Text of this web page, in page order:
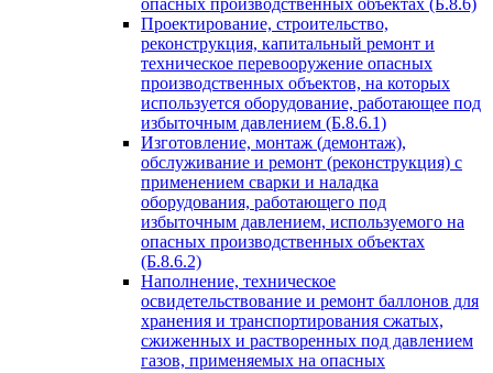
опасных производственных объектах (Б.8.6)
Проектирование, строительство,
реконструкция, капитальный ремонт и
техническое перевооружение опасных
производственных объектов, на которых
используется оборудование, работающее под
избыточным давлением (Б.8.6.1)
Изготовление, монтаж (демонтаж),
обслуживание и ремонт (реконструкция) с
применением сварки и наладка
оборудования, работающего под
избыточным давлением, используемого на
опасных производственных объектах
(Б.8.6.2)
Наполнение, техническое
освидетельствование и ремонт баллонов для
хранения и транспортирования сжатых,
сжиженных и растворенных под давлением
газов, применяемых на опасных